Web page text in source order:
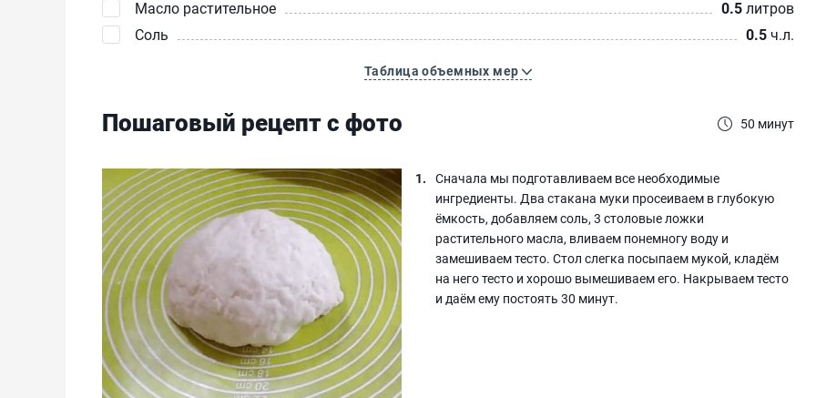
Масло растительное
0.5литров
Соль
0.5ч.л.
Таблица объемных мер
Пошаговый рецепт с фото 50 минут
Сначала мы подготавливаем все необходимые
ингредиенты. Два стакана муки просеиваем в глубокую
ёмкость, добавляем соль, 3 столовые ложки
растительного масла, вливаем понемногу воду и
замешиваем тесто. Стол слегка посыпаем мукой, кладём
на него тесто и хорошо вымешиваем его. Накрываем тесто
и даём ему постоять 30 минут.